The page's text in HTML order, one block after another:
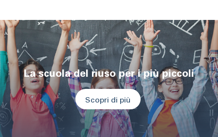
La scuola del riuso per i più piccoli
Scopri di più